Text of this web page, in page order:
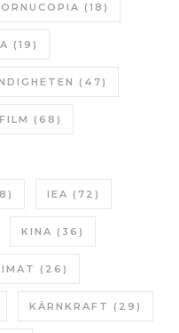
(18)
(19)
(47)
FILM (68)
IEA (72)
KINA (36)
(26)
KÄRNKRAFT (29)